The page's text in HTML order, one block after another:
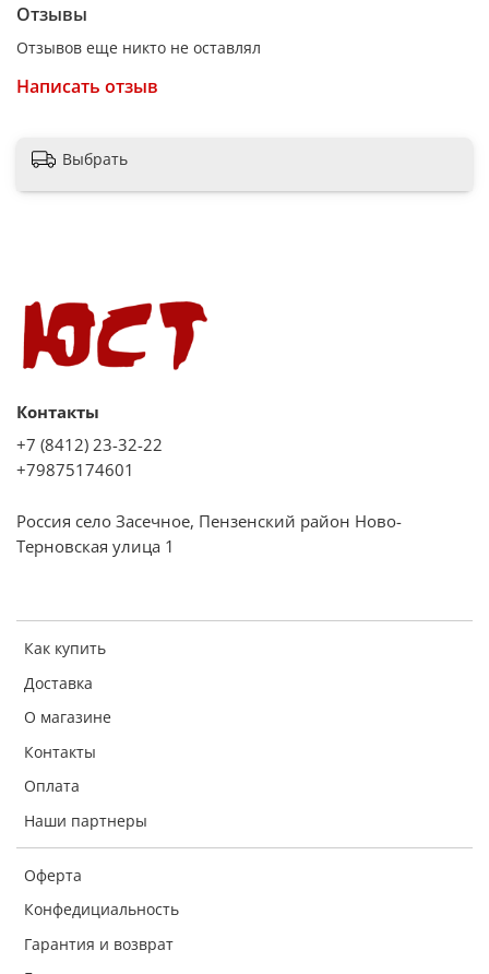
голубой
Точность измерения
0.1 кг
кг
Автоматическое включение
Автоматическое выключение
есть
Индикация перегрузки
есть
Отзывы
Отзывов еще никто не оставлял
Написать отзыв
Выбрать
Как купить
Доставка
О магазине
Контакты
Оплата
Наши партнеры
Оферта
Конфедициальность
Гарантия и возврат
Контакты
+7 (8412) 23-32-22
+79875174601
Россия село Засечное, Пензенский район Ново-
Терновская улица 1